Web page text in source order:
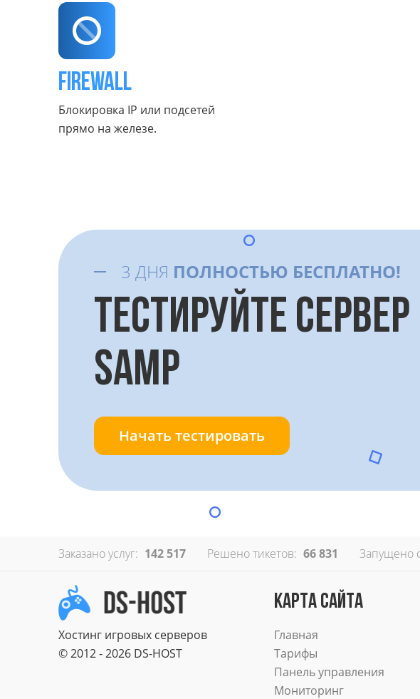
FireWall
Блокировка IP или подсетей
прямо на железе.
3 ДНЯ ПОЛНОСТЬЮ БЕСПЛАТНО!
ТЕСТИРУЙТЕ СЕРВЕР
SAMP
Начать тестировать
Заказано услуг: 142 517 Решено тикетов: 66 831 Запущено
Хостинг игровых серверов
© 2012 - 2026 DS-HOST
КАРТА САЙТА
Главная
Тарифы
Панель управления
Мониторинг